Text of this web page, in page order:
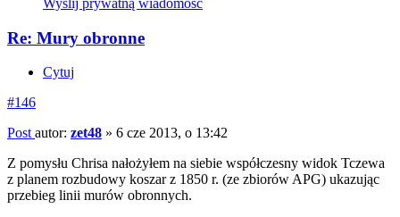
Wyślij prywatną wiadomość
Re: Mury obronne
Cytuj
#146
Post autor: zet48 » 6 cze 2013, o 13:42
Z pomysłu Chrisa nałożyłem na siebie współczesny widok Tczewa
z planem rozbudowy koszar z 1850 r. (ze zbiorów APG) ukazując
przebieg linii murów obronnych.